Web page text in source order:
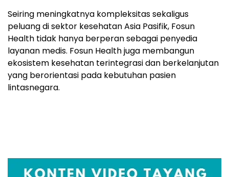
Seiring meningkatnya kompleksitas sekaligus
peluang di sektor kesehatan Asia Pasifik, Fosun
Health tidak hanya berperan sebagai penyedia
layanan medis. Fosun Health juga membangun
ekosistem kesehatan terintegrasi dan berkelanjutan
yang berorientasi pada kebutuhan pasien
lintasnegara.